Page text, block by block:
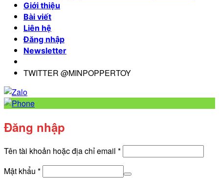
Giới thiệu
Bài viết
Liên hệ
Đăng nhập
Newsletter
TWITTER @MINPOPPERTOY
Đăng nhập
Tên tài khoản hoặc địa chỉ email *Bắt
Mật khẩu *Bắt